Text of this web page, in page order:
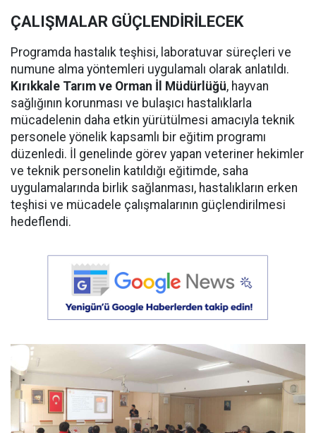
ÇALIŞMALAR GÜÇLENDİRİLECEK
Programda hastalık teşhisi, laboratuvar süreçleri ve
numune alma yöntemleri uygulamalı olarak anlatıldı.
Kırıkkale Tarım ve Orman İl Müdürlüğü, hayvan
sağlığının korunması ve bulaşıcı hastalıklarla
mücadelenin daha etkin yürütülmesi amacıyla teknik
personele yönelik kapsamlı bir eğitim programı
düzenledi. İl genelinde görev yapan veteriner hekimler
ve teknik personelin katıldığı eğitimde, saha
uygulamalarında birlik sağlanması, hastalıkların erken
teşhisi ve mücadele çalışmalarının güçlendirilmesi
hedeflendi.